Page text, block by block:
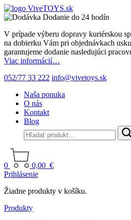
Dodanie do 24 hodín
V prípade výberu dopravy kuriérskou
na dobierku Vám pri objednávkach
garantujeme dodanie nasledujúci
Viac informácií…
052/77 33 222 info@vivetoys.sk
Naša ponuka
O nás
Kontakt
Blog
0 0,00 €
Prihlásenie
Žiadne produkty v košíku.
Produkty